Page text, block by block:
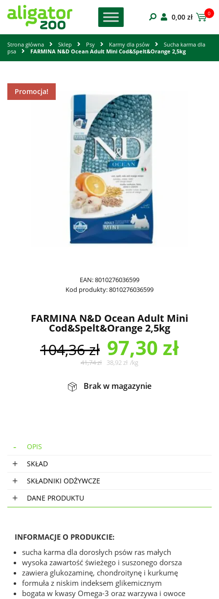
0,00 zł 0
Strona główna Sklep Psy Karmy dla psów
Sucha karma dla
psa
FARMINA N&D Ocean Adult Mini Cod&Spelt&Orange 2,5kg
Promocja!
EAN:8010276036599
Kod produkty:8010276036599
FARMINA N&D Ocean Adult Mini
Cod&Spelt&Orange 2,5kg
104,36zł 97,30 zł
41,74zł 38,92zł /kg
Brak w magazynie
OPIS
SKŁAD
SKŁADNIKI ODŻYWCZE
DANE PRODUKTU
INFORMACJE O PRODUKCIE:
sucha karma dla dorosłych psów ras małych
wysoka zawartość świeżego i suszonego dorsza
zawiera glukozaminę, chondroitynę i kurkumę
formuła z niskim indeksem glikemicznym
bogata w kwasy Omega-3 oraz warzywa i owoce